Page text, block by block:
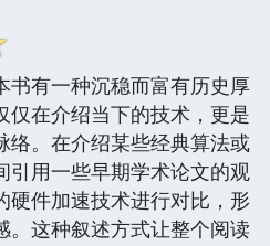
书有一种沉稳而富有历史厚
仅在介绍当下的技术，更是
络。在介绍某些经典算法或
引用一些早期学术论文的观
硬件加速技术进行对比，形
。这种叙述方式让整个阅读